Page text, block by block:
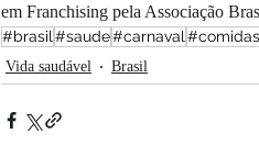
em Franchising pela Associação
#brasil #saude#carnaval
Vida saudável Brasil